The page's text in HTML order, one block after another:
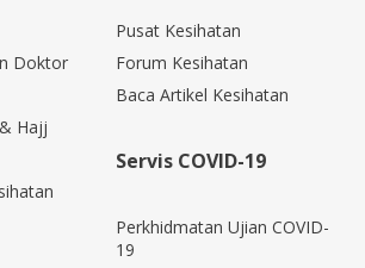
Doktor
Hajj
Pusat Kesihatan
Forum Kesihatan
Baca Artikel Kesihatan
Servis COVID-19
Perkhidmatan Ujian COVID-
19